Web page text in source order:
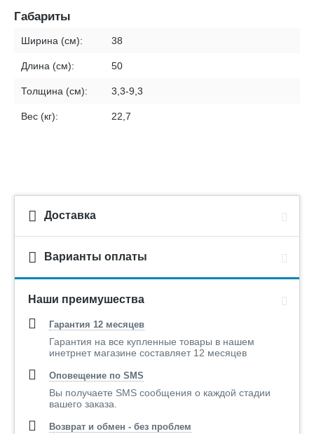
Габариты
Ширина (см): 38
Длина (см): 50
Толщина (см): 3,3-9,3
Вес (кг): 22,7
Доставка
Варианты оплаты
Наши преимушества
Гарантия 12 месяцев
Гарантия на все купленные товары в нашем
инетрнет магазине составляет 12 месяцев
Оповещение по SMS
Вы получаете SMS сообщения о каждой стадии
вашего заказа.
Возврат и обмен - без проблем